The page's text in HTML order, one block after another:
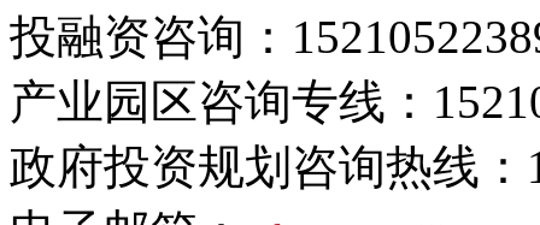
投融资咨询：
产业园区咨询专线：
政府投资规划咨询热线：